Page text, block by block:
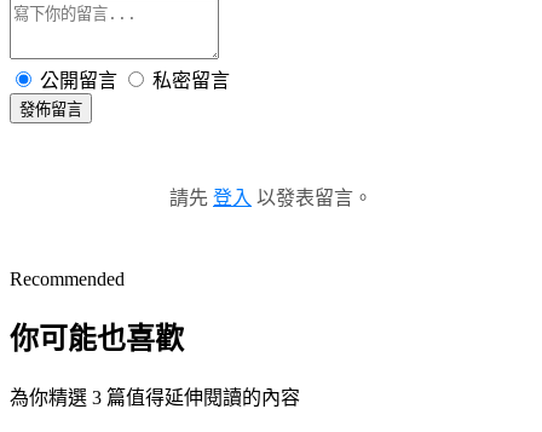
公開留言 私密留言
發佈留言
請先 登入 以發表留言。
Recommended
你可能也喜歡
為你精選 3 篇值得延伸閱讀的內容